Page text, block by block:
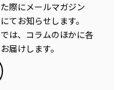
際にメールマガジン
てお知らせします。
は、コラムのほかに各
届けします。